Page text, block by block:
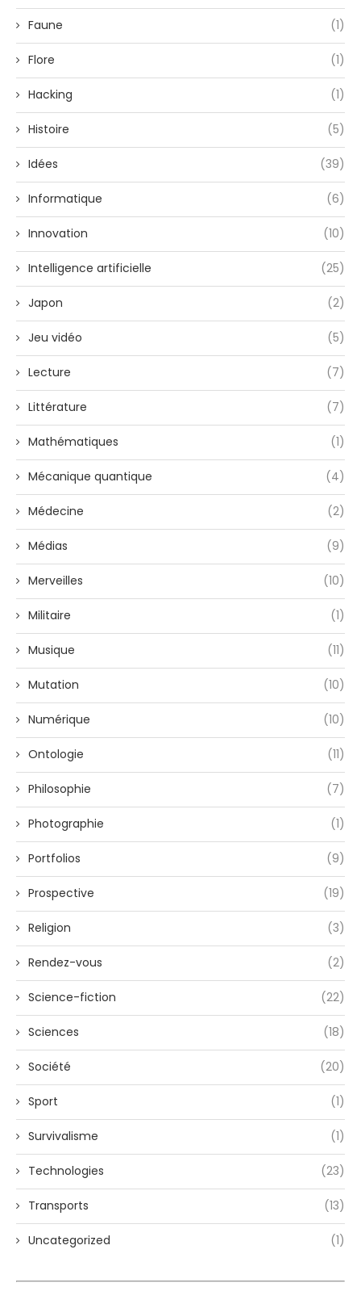
Faune (1)
Flore (1)
Hacking (1)
Histoire (5)
Idées (39)
Informatique (6)
Innovation (10)
Intelligence artificielle (25)
Japon (2)
Jeu vidéo (5)
Lecture (7)
Littérature (7)
Mathématiques (1)
Mécanique quantique (4)
Médecine (2)
Médias (9)
Merveilles (10)
Militaire (1)
Musique (11)
Mutation (10)
Numérique (10)
Ontologie (11)
Philosophie (7)
Photographie (1)
Portfolios (9)
Prospective (19)
Religion (3)
Rendez-vous (2)
Science-fiction (22)
Sciences (18)
Société (20)
Sport (1)
Survivalisme (1)
Technologies (23)
Transports (13)
Uncategorized (1)